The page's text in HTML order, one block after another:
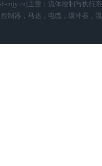
mjy.cn)主营：流体控制与执
制器，马达，电缆，缓冲器，